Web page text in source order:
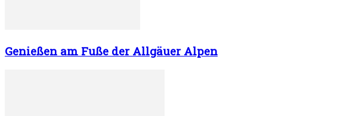
Genießen am Fuße der Allgäuer Alpen